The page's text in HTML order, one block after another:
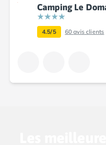
Camping Le
4.5/5 60avis clients